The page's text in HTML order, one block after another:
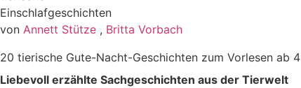
von Annett Stütze , Britta Vorbach
20 tierische Gute-Nacht-Geschichten zum Vorlesen ab 4
Liebevoll erzählte Sachgeschichten aus der Tierwelt